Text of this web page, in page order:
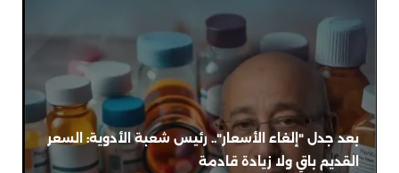
بعد جدل "إلغاء الأسعار".. رئيس شعبة الأدوية: السعر
القديم باقٍ ولا زيادة قادمة